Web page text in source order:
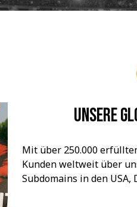
Unsere
Mit über 250.000
Kunden weltweit über
Subdomains in den